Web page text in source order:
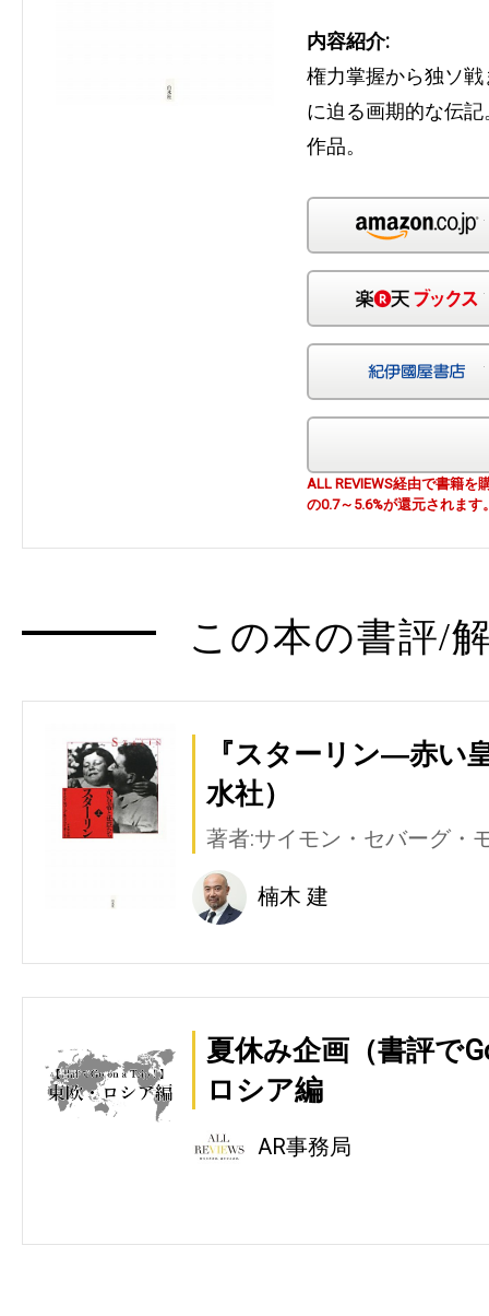
内容紹介:
権力掌握から独ソ
に迫る画期的な伝
作品。
ALL REVIEWS経由で書籍
の0.7～5.6%が還元されます
この本の書評/
『スターリン―赤い
水社）
著者:サイモン・セバーグ・
楠木 建
夏休み企画（書評で
ロシア編
AR事務局